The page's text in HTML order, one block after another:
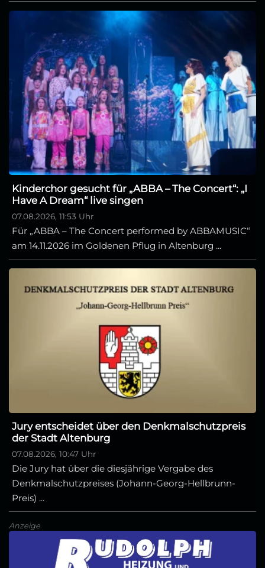
Kinderchor gesucht für „ABBA – The Concert“: „I
Have A Dream“ live singen
07.08.2026, 11:53 Uhr
Für „ABBA – The Concert performed by ABBAMUSIC“
am 14.11.2026 im Goldenen Pflug in Altenburg ...
Jury entscheidet über den Denkmalschutzpreis
der Stadt Altenburg
07.08.2026, 10:47 Uhr
Die Jury hat über die diesjährige Vergabe des
Denkmalschutzpreises (Johann-Georg-Hellbrunn-
Preis) ...
Anzeige